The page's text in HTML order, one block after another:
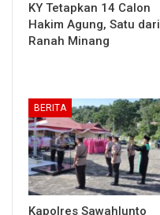
KY Tetapkan 14 Calon
Hakim Agung, Satu dari
Ranah Minang
BERITA
Kapolres Sawahlunto